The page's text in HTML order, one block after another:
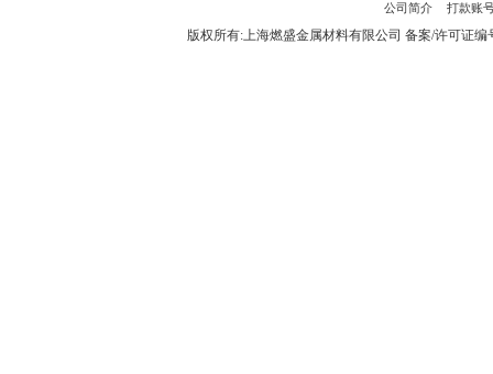
公司简介 打款账
版权所有:上海燃盛金属材料有限公司 备案/许可证编